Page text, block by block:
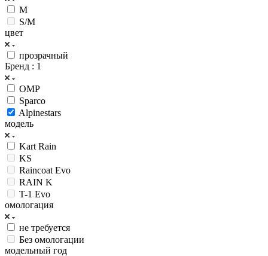
M
S/M
цвет
прозрачный
Бренд : 1
OMP
Sparco
Alpinestars
модель
Kart Rain
KS
Raincoat Evo
RAIN K
T-1 Evo
омологация
не требуется
Без омологации
модельный год